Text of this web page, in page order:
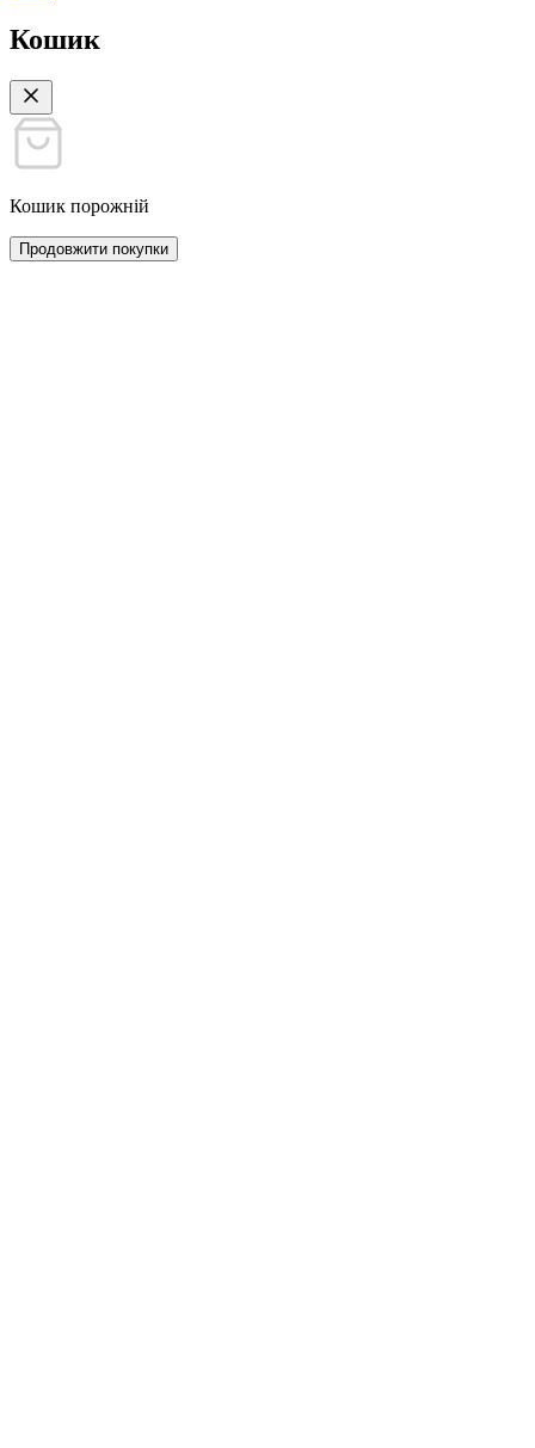
Кошик
Кошик порожній
Продовжити покупки